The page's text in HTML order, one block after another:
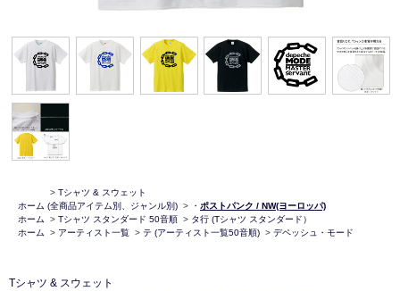
ホーム
> Tシャツ & スウェット
(全商品アイテム別、ジャンル別) > ・ ポストパンク / NW(ヨーロッパ)
ホーム
> Tシャツ スタンダード 50音順 > タ行 (Tシャツ スタンダード）
ホーム
> アーティスト一覧 > テ (アーティスト一覧50音順) > デペッシュ・モード
Tシャツ & スウェット